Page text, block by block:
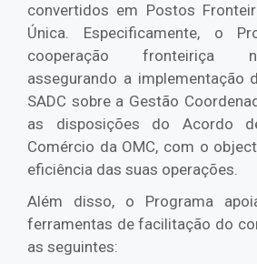
convertidos em Postos
Única. Especificamente, o
cooperação fronteiriça
assegurando a implementação
SADC sobre a Gestão
as disposições do Acordo
Comércio da OMC, com o
eficiência das suas operações.
Além disso, o Programa
ferramentas de facilitação do
as seguintes: